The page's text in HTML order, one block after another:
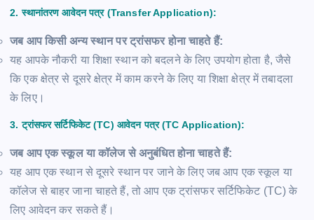
2. स्थानांतरण आवेदन पत्र (Transfer Application):
जब आप किसी अन्य स्थान पर ट्रांसफर होना चाहते हैं:
यह आपके नौकरी या शिक्षा स्थान को बदलने के लिए उपयोग होता है, जैसे
कि एक क्षेत्र से दूसरे क्षेत्र में काम करने के लिए या शिक्षा क्षेत्र में तबादला
के लिए।
3. ट्रांसफर सर्टिफिकेट (TC) आवेदन पत्र (TC Application):
जब आप एक स्कूल या कॉलेज से अनुबंधित होना चाहते हैं:
यह आप एक स्थान से दूसरे स्थान पर जाने के लिए जब आप एक स्कूल या
कॉलेज से बाहर जाना चाहते हैं, तो आप एक ट्रांसफर सर्टिफिकेट (TC) के
लिए आवेदन कर सकते हैं।